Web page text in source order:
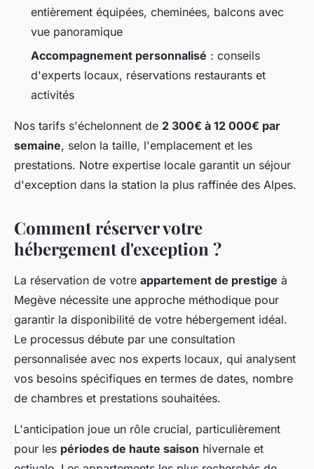
entièrement équipées, cheminées, balcons avec
vue panoramique
Accompagnement personnalisé : conseils
d'experts locaux, réservations restaurants et
activités
Nos tarifs s'échelonnent de 2 300€ à 12 000€ par
semaine, selon la taille, l'emplacement et les
prestations. Notre expertise locale garantit un séjour
d'exception dans la station la plus raffinée des Alpes.
Comment réserver votre
hébergement d'exception ?
La réservation de votre appartement de prestige à
Megève nécessite une approche méthodique pour
garantir la disponibilité de votre hébergement idéal.
Le processus débute par une consultation
personnalisée avec nos experts locaux, qui analysent
vos besoins spécifiques en termes de dates, nombre
de chambres et prestations souhaitées.
L'anticipation joue un rôle crucial, particulièrement
pour les périodes de haute saison hivernale et